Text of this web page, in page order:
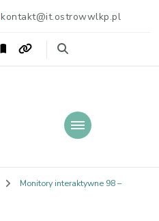
kontakt@it.ostrowwlkp.pl
Monitory interaktywne 98 –